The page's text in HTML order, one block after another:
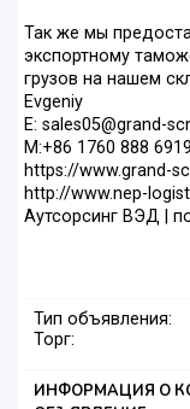
Так же мы
экспортному
грузов на нашем
Evgeniy
E: sales05@grand-
M:+86 1760 888
https://www.grand-
http://www.nep-
Аутсорсинг ВЭД |
Тип объявления:
Торг:
ИНФОРМАЦИЯ О